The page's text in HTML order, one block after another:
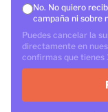
No. No quiero
campaña ni sobre
Puedes cancelar la
directamente en
confirmas que tienes